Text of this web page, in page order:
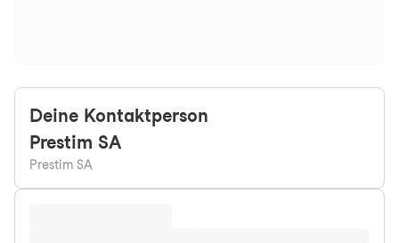
Deine Kontaktperson
Prestim SA
Prestim SA